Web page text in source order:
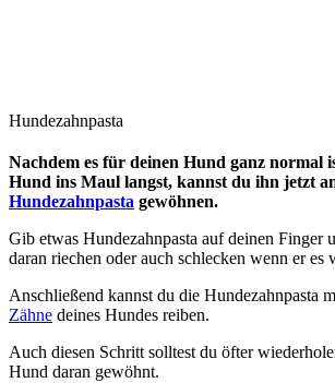
Hundezahnpasta
Nachdem es für deinen Hund ganz normal
Hund ins Maul langst, kannst du ihn jetzt
Hundezahnpasta gewöhnen.
Gib etwas Hundezahnpasta auf deinen Finger
daran riechen oder auch schlecken wenn er es
Anschließend kannst du die Hundezahnpasta
Zähne deines Hundes reiben.
Auch diesen Schritt solltest du öfter
Hund daran gewöhnt.